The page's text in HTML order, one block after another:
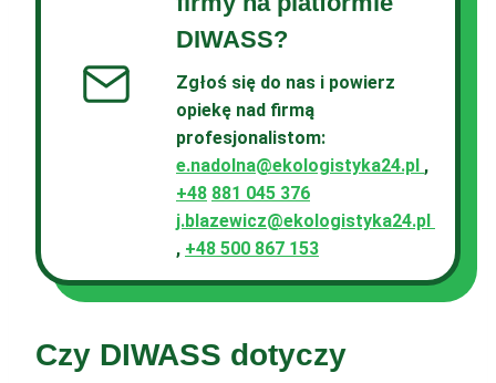
DIWASS?
Zgłoś się do nas i powierz
opiekę nad firmą
profesjonalistom:
e.nadolna@ekologistyka24.pl ,
+48 881 045 376
j.blazewicz@ekologistyka24.pl
, +48 500 867 153
Czy DIWASS dotyczy